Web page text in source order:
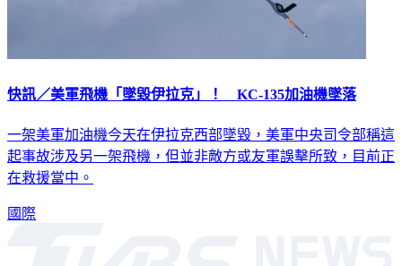
快訊／美軍飛機「墜毀伊拉克」！ KC-135加油機墜落
一架美軍加油機今天在伊拉克西部墜毀，美軍中央司令部稱這
起事故涉及另一架飛機，但並非敵方或友軍誤擊所致，目前正
在救援當中。
國際